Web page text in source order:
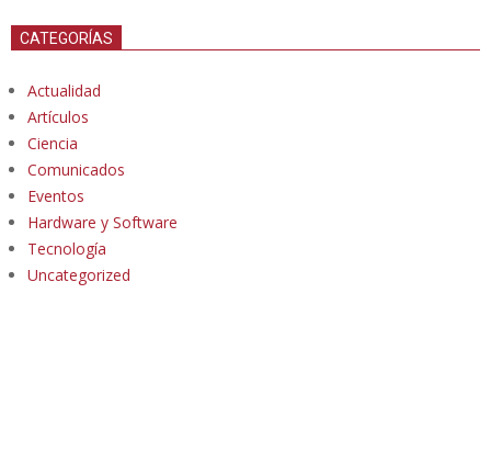
CATEGORÍAS
Actualidad
Artículos
Ciencia
Comunicados
Eventos
Hardware y Software
Tecnología
Uncategorized